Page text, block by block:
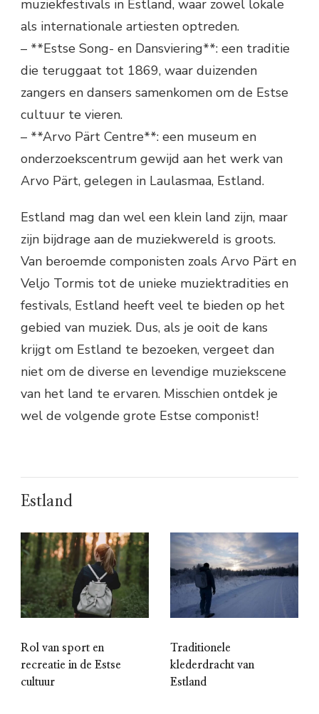
muziekfestivals in Estland, waar zowel lokale
als internationale artiesten optreden.
– **Estse Song- en Dansviering**: een traditie
die teruggaat tot 1869, waar duizenden
zangers en dansers samenkomen om de Estse
cultuur te vieren.
– **Arvo Pärt Centre**: een museum en
onderzoekscentrum gewijd aan het werk van
Arvo Pärt, gelegen in Laulasmaa, Estland.
Estland mag dan wel een klein land zijn, maar
zijn bijdrage aan de muziekwereld is groots.
Van beroemde componisten zoals Arvo Pärt en
Veljo Tormis tot de unieke muziektradities en
festivals, Estland heeft veel te bieden op het
gebied van muziek. Dus, als je ooit de kans
krijgt om Estland te bezoeken, vergeet dan
niet om de diverse en levendige muziekscene
van het land te ervaren. Misschien ontdek je
wel de volgende grote Estse componist!
Estland
Rol van sport en
recreatie in de Estse
cultuur
Traditionele
klederdracht van
Estland